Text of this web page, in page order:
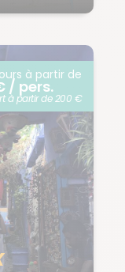
à partir de
/ pers.
à partir de 200 €